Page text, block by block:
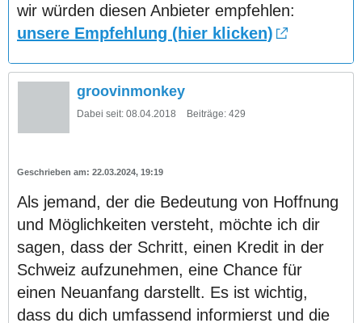
wir würden diesen Anbieter empfehlen:
unsere Empfehlung (hier klicken)
groovinmonkey
Dabei seit: 08.04.2018 Beiträge: 429
22.03.2024, 19:19
Als jemand, der die Bedeutung von Hoffnung
und Möglichkeiten versteht, möchte ich dir
sagen, dass der Schritt, einen Kredit in der
Schweiz aufzunehmen, eine Chance für
einen Neuanfang darstellt. Es ist wichtig,
dass du dich umfassend informierst und die